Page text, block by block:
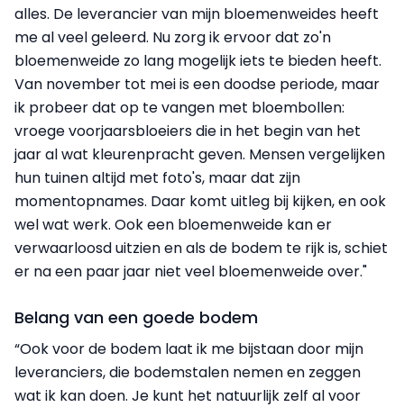
alles. De leverancier van mijn bloemenweides heeft
me al veel geleerd. Nu zorg ik ervoor dat zo'n
bloemenweide zo lang mogelijk iets te bieden heeft.
Van november tot mei is een doodse periode, maar
ik probeer dat op te vangen met bloembollen:
vroege voorjaarsbloeiers die in het begin van het
jaar al wat kleurenpracht geven. Mensen vergelijken
hun tuinen altijd met foto's, maar dat zijn
momentopnames. Daar komt uitleg bij kijken, en ook
wel wat werk. Ook een bloemenweide kan er
verwaarloosd uitzien en als de bodem te rijk is, schiet
er na een paar jaar niet veel bloemenweide over."
Belang van een goede bodem
“Ook voor de bodem laat ik me bijstaan door mijn
leveranciers, die bodemstalen nemen en zeggen
wat ik kan doen. Je kunt het natuurlijk zelf al voor